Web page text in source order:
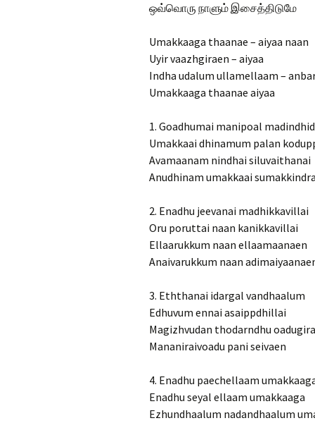
ஒவ்வொரு நாளும் இசைத்திடுமே
Umakkaaga thaanae – aiyaa naan
Uyir vaazhgiraen – aiyaa
Indha udalum ullamellaam –
Umakkaaga thaanae aiyaa
1. Goadhumai manipoal
Umakkaai dhinamum palan
Avamaanam nindhai siluvaithanai
Anudhinam umakkaai
2. Enadhu jeevanai madhikkavillai
Oru poruttai naan kanikkavillai
Ellaarukkum naan ellaamaanaen
Anaivarukkum naan
3. Eththanai idargal vandhaalum
Edhuvum ennai asaippdhillai
Magizhvudan thodarndhu
Mananiraivoadu pani seivaen
4. Enadhu paechellaam
Enadhu seyal ellaam umakkaaga
Ezhundhaalum nadandhaalum